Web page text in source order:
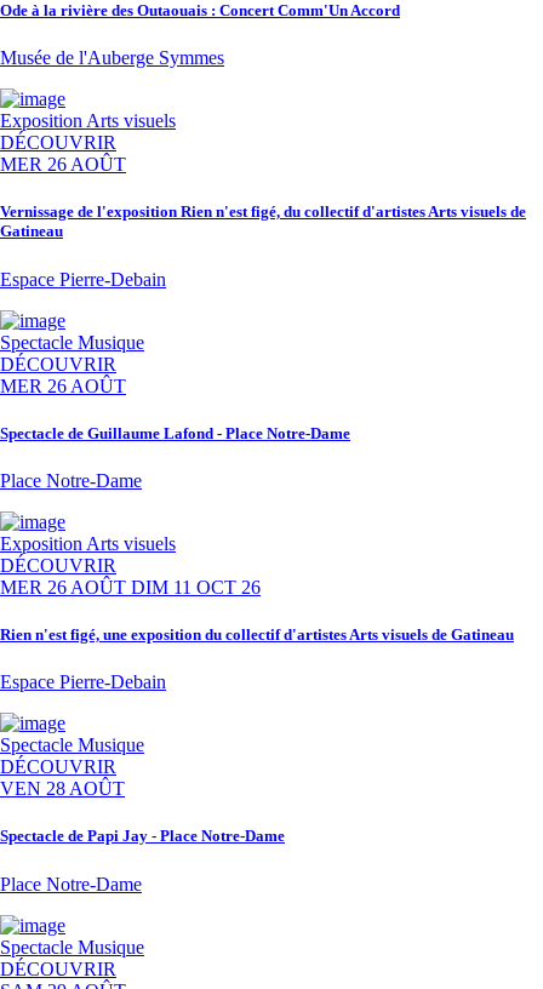
Ode à la rivière des Outaouais : Concert Comm'Un Accord
Musée de l'Auberge Symmes
Exposition Arts visuels
DÉCOUVRIR
MER 26 AOÛT
Vernissage de l'exposition Rien n'est figé, du collectif d'artistes Arts visuels de
Gatineau
Espace Pierre-Debain
Spectacle Musique
DÉCOUVRIR
MER 26 AOÛT
Spectacle de Guillaume Lafond - Place Notre-Dame
Place Notre-Dame
Exposition Arts visuels
DÉCOUVRIR
MER 26 AOÛT DIM 11 OCT 26
Rien n'est figé, une exposition du collectif d'artistes Arts visuels de Gatineau
Espace Pierre-Debain
Spectacle Musique
DÉCOUVRIR
VEN 28 AOÛT
Spectacle de Papi Jay - Place Notre-Dame
Place Notre-Dame
Spectacle Musique
DÉCOUVRIR